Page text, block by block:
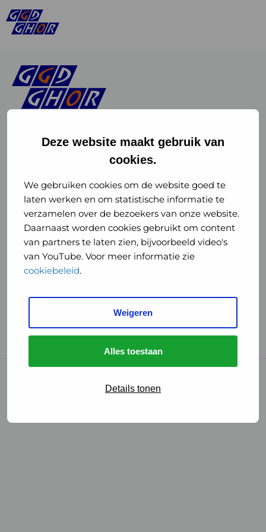
Deze website maakt gebruik van
cookies.
We gebruiken cookies om de website goed te
laten werken en om statistische informatie te
verzamelen over de bezoekers van onze website.
Daarnaast worden cookies gebruikt om content
van partners te laten zien, bijvoorbeeld video's
van YouTube. Voor meer informatie zie
cookiebeleid.
Weigeren
Alles toestaan
Details tonen
of
GGD
GHOR
Nederland
Instagram
of
GGD
GHOR
Nederland
GGD Reizen op social media
GGD Reizen
GGD Reisvaccinaties